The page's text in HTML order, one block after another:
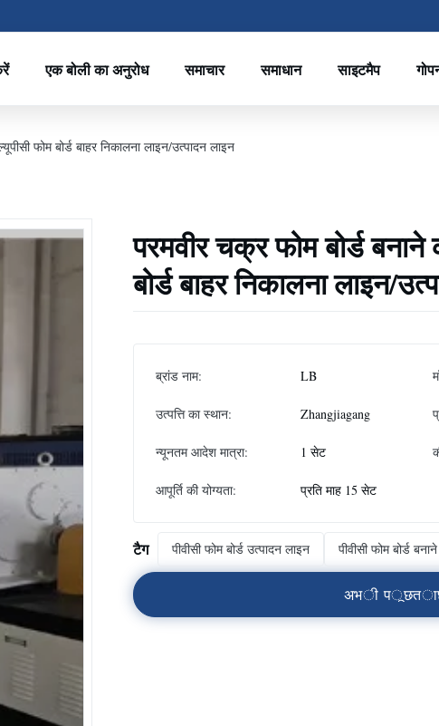
एक बोली का अनुरोध समाचार समाधान साइटमैप
फोम बोर्ड बाहर निकालना लाइन/उत्पादन लाइन
परमवीर चक्र फोम बोर्ड
बोर्ड बाहर निकालना लाइन/
ब्रांड नाम: LB
उत्पत्ति का स्थान: Zhangjiagang
न्यूनतम आदेश मात्रा: 1 सेट
आपूर्ति की योग्यता: प्रति माह 15 सेट
टैग पीवीसी फोम बोर्ड उत्पादन लाइन पीवीसी फोम बोर्ड
अभी पूछता